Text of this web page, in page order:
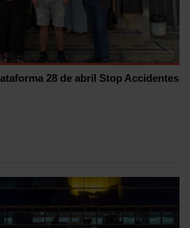
28 de abril Stop Accidentes